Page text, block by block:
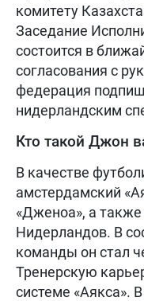
комитету
Заседание
состоится в
согласования с
федерация
нидерландским
Кто такой Джон
В качестве
амстердамский
«Дженоа», а
Нидерландов. В
команды он стал
Тренерскую
системе «Аякса».